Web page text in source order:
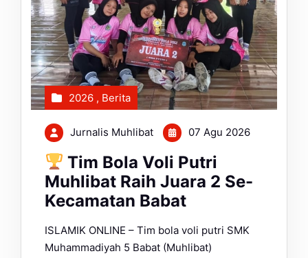
2026 , Berita
Jurnalis Muhlibat 07 Agu 2026
Tim Bola Voli Putri
Muhlibat Raih Juara 2 Se-
Kecamatan Babat
ISLAMIK ONLINE – Tim bola voli putri SMK
Muhammadiyah 5 Babat (Muhlibat)